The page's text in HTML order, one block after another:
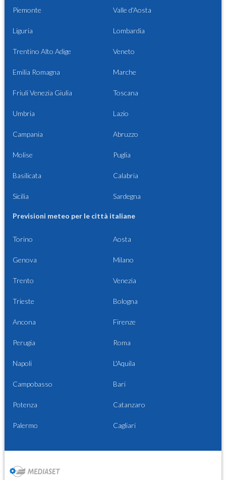
Piemonte Valle d'Aosta
Liguria Lombardia
Trentino Alto Adige Veneto
Emilia Romagna Marche
Friuli Venezia Giulia Toscana
Umbria Lazio
Campania Abruzzo
Molise Puglia
Basilicata Calabria
Sicilia Sardegna
Previsioni meteo per le città italiane
Torino Aosta
Genova Milano
Trento Venezia
Trieste Bologna
Ancona Firenze
Perugia Roma
Napoli L'Aquila
Campobasso Bari
Potenza Catanzaro
Palermo Cagliari